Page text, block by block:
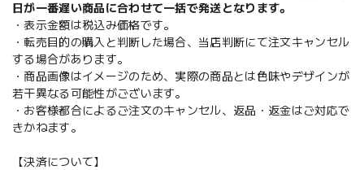
日が一番遅い商品に合わせて一括で発送となります。
・表示金額は税込み価格です。
・転売目的の購入と判断した場合、当店判断にて注文キャンセル
する場合があります。
・商品画像はイメージのため、実際の商品とは色味やデザインが
若干異なる可能性がございます。
・お客様都合によるご注文のキャンセル、返品・返金はご対応で
きかねます。
【決済について】